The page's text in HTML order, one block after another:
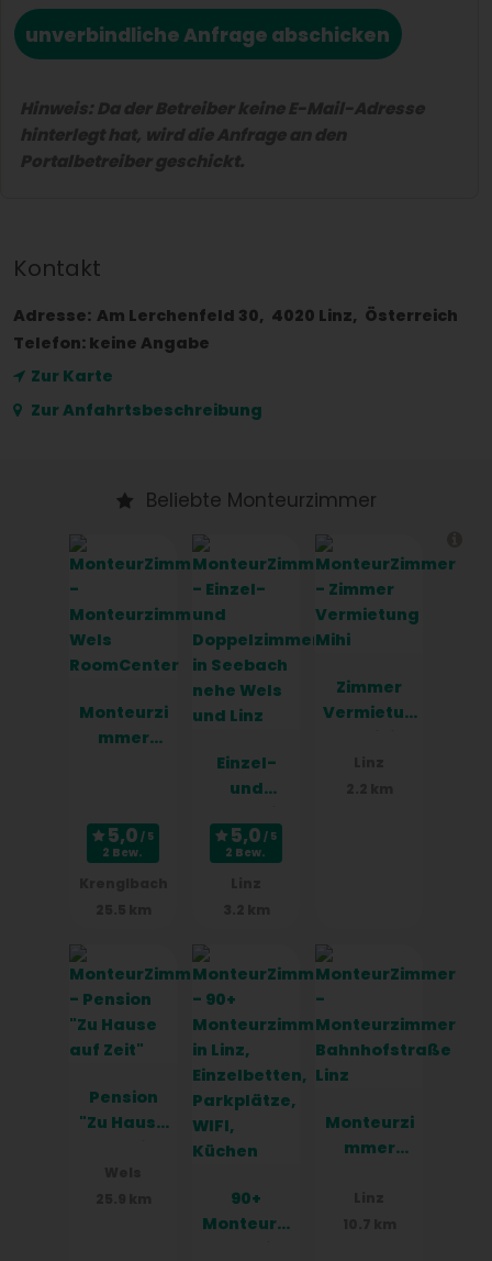
unverbindliche Anfrage abschicken
Hinweis: Da der Betreiber keine E-Mail-Adresse
hinterlegt hat, wird die Anfrage an den
Portalbetreiber geschickt.
Kontakt
Adresse: Am Lerchenfeld 30 4020 Linz
Österreich
Telefon: keine Angabe
Zur Karte
Zur Anfahrtsbeschreibung
Beliebte Monteurzimmer
Monteurzi
mmer
2 Bew.
Einzel-
und
mer in
Seebach
2 Bew.
Zimmer
Vermietun
Pension
"Zu Hause
90+
Monteurzi
Monteurzi
mmer